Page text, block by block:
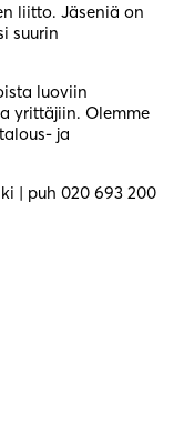
liitto. Jäseniä on
suurin
luoviin
yrittäjiin. Olemme
ja
| puh 020 693 200